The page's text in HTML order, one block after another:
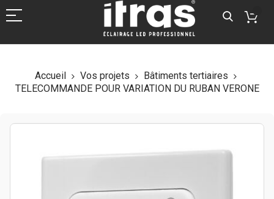
Accueil Vos projets
Bâtiments tertiaires
TELECOMMANDE POUR VARIATION DU RUBAN VERONE
Skip